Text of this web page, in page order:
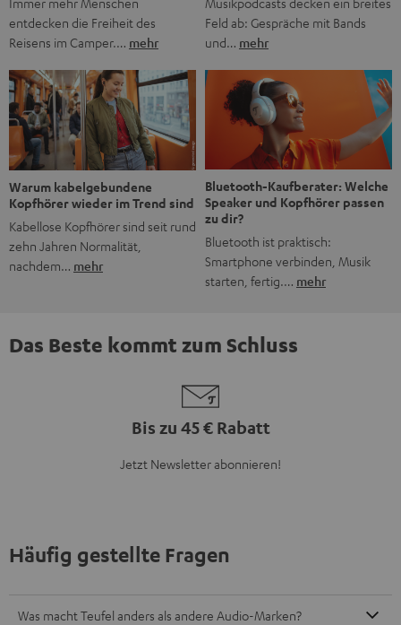
entdecken die Freiheit des
Reisens im Camper.… mehr
Feld ab: Gespräche mit Bands
und… mehr
Warum kabelgebundene
Kopfhörer wieder im Trend sind
Kabellose Kopfhörer sind seit rund
zehn Jahren Normalität,
nachdem… mehr
Bluetooth-Kaufberater: Welche
Speaker und Kopfhörer passen
zu dir?
Bluetooth ist praktisch:
Smartphone verbinden, Musik
starten, fertig.… mehr
Das Beste kommt zum Schluss
Bis zu 45 € Rabatt
Jetzt Newsletter abonnieren!
Häufig gestellte Fragen
Was macht Teufel anders als andere Audio-Marken?